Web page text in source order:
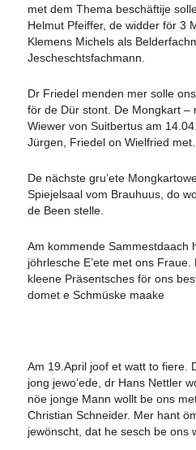
met dem Thema beschäftije
Helmut Pfeiffer, de widder för 3
Klemens Michels als
Jescheschtsfachmann.
Dr Friedel menden mer solle
för de Dür stont. De Mongkart –
Wiewer von Suitbertus am
Jürgen, Friedel on Wielfried met.
De nächste gru’ete
Spiejelsaal vom Brauhuus, do
de Been stelle.
Am kommende Sammestdaach
jöhrlesche E’ete met ons
kleene Präsentsches för ons
domet e Schmüske maake
Am 19.April joof et watt to fiere.
jong jewo’ede, dr Hans Nettler
nöe jonge Mann wollt be ons
Christian Schneider. Mer hant
jewönscht, dat he sesch be ons